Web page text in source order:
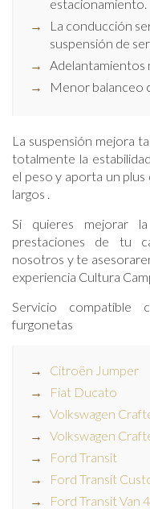
estacionamiento.
La conducción
suspensión de
Adelantamientos
Menor balanceo
La suspensión mejora
totalmente la
el peso y aporta un plus
largos .
Si quieres mejorar
prestaciones de tu
nosotros y te
experiencia Cultura
Servicio compatible
furgonetas
Citroën Jumper
Fiat Ducato
Volkswagen
Volkswagen
Ford Transit
Ford Transit
Ford Transit Van